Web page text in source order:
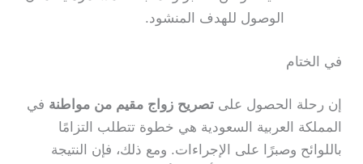
الوصول للهدف المنشود.
في الختام
إن رحلة الحصول علىتصريح زواج مقيم من مواطنة في
المملكة العربية السعودية هي خطوة تتطلب التزامًا
باللوائح وصبرًا على الإجراءات. ومع ذلك، فإن النتيجة